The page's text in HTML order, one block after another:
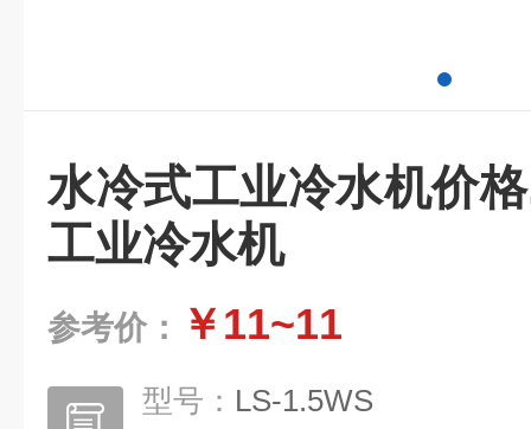
水冷式工业冷水机价
工业冷水机
参考价： ￥11~11
型号： LS-1.5WS